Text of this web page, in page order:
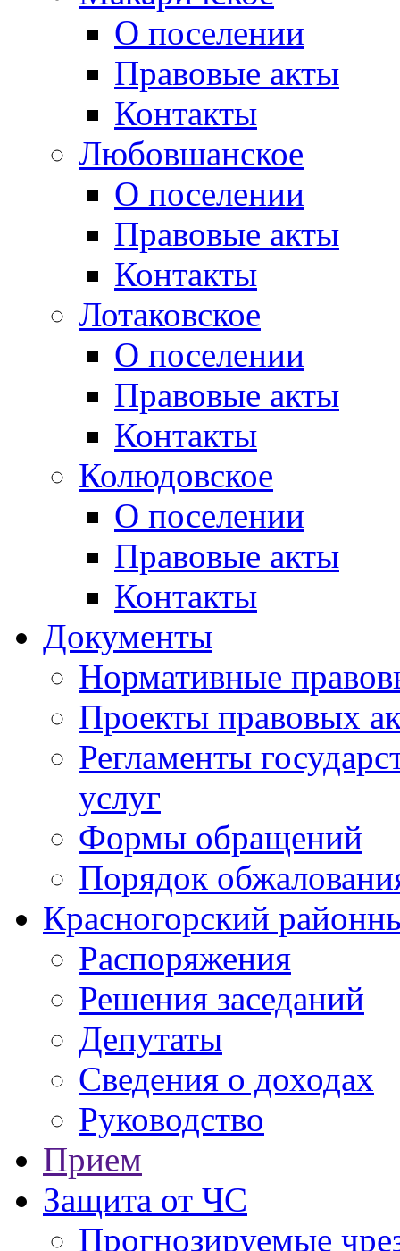
О поселении
Правовые акты
Контакты
Любовшанское
О поселении
Правовые акты
Контакты
Лотаковское
О поселении
Правовые акты
Контакты
Колюдовское
О поселении
Правовые акты
Контакты
Документы
Нормативные
Проекты правовых
Регламенты
услуг
Формы обращений
Порядок
Красногорский
Распоряжения
Решения заседаний
Депутаты
Сведения о доходах
Руководство
Прием
Защита от ЧС
Прогнозируемые